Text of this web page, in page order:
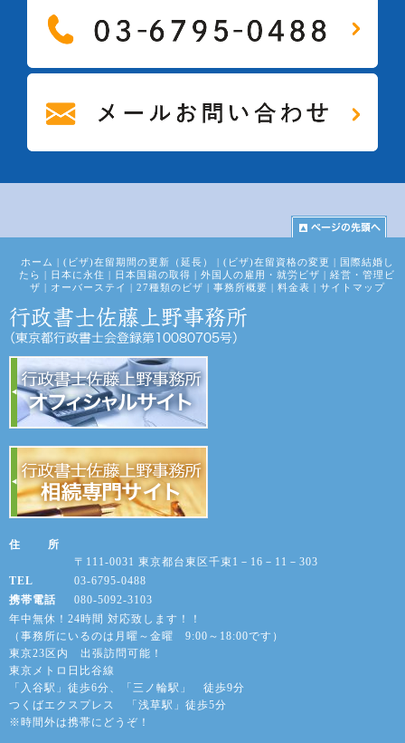
ホーム | (ビザ)在留期間の更新（延長） | (ビザ)在留資格の変更 | 国際結婚し
たら | 日本に永住 | 日本国籍の取得 | 外国人の雇用・就労ビザ | 経営・管理ビ
ザ | オーバーステイ | 27種類のビザ | 事務所概要 | 料金表 | サイトマップ
住 所
〒111-0031 東京都台東区千束1－16－11－303
TEL
03-6795-0488
携帯電話
080-5092-3103
年中無休！24時間 対応致します！！
（事務所にいるのは月曜～金曜 9:00～18:00です）
東京23区内 出張訪問可能！
東京メトロ日比谷線
「入谷駅」徒歩6分、「三ノ輪駅」 徒歩9分
つくばエクスプレス 「浅草駅」徒歩5分
※時間外は携帯にどうぞ！